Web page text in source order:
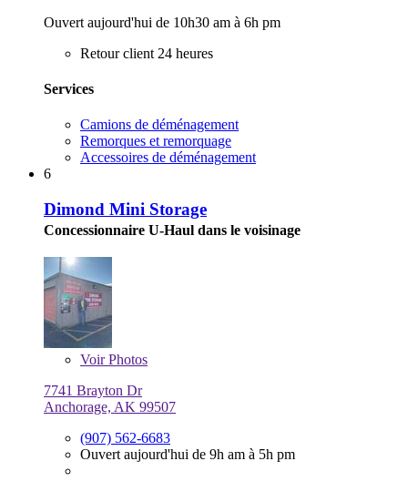
Ouvert aujourd'hui de 10h30 am à 6h pm
Retour client 24 heures
Services
Camions de déménagement
Remorques et remorquage
Accessoires de déménagement
6
Dimond Mini Storage
Concessionnaire U-Haul dans le voisinage
VoirPhotos
7741 Brayton Dr
Anchorage, AK 99507
(907) 562-6683
Ouvert aujourd'hui de 9h am à 5h pm